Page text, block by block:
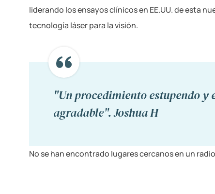
liderando los ensayos clínicos en EE.UU. de esta
tecnología láser para la visión.
"Un procedimiento estupendo y
agradable". Joshua H
No se han encontrado lugares cercanos en un